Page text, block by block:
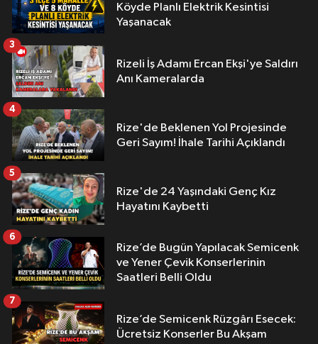
Köyde Planlı Elektrik Kesintisi
Yaşanacak
Rizeli İş Adamı Ercan Ekşi'ye Saldırı
Anı Kameralarda
3
Rize'de Beklenen Yol Projesinde
Geri Sayım! İhale Tarihi Açıklandı
4
Rize'de 24 Yaşındaki Genç Kız
Hayatını Kaybetti
5
Rize’de Bugün Yapılacak Semicenk
ve Yener Çevik Konserlerinin
Saatleri Belli Oldu
6
Rize’de Semicenk Rüzgârı Esecek:
Ücretsiz Konserler Bu Akşam
7